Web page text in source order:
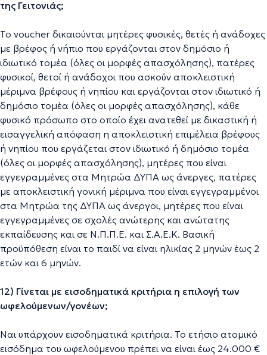
της Γειτονιάς;
Το voucher δικαιούνται μητέρες φυσικές, θετές ή ανάδοχες
με βρέφος ή νήπιο που εργάζονται στον δημόσιο ή
ιδιωτικό τομέα (όλες οι μορφές απασχόλησης), πατέρες
φυσικοί, θετοί ή ανάδοχοι που ασκούν αποκλειστική
μέριμνα βρέφους ή νηπίου και εργάζονται στον ιδιωτικό ή
δημόσιο τομέα (όλες οι μορφές απασχόλησης), κάθε
φυσικό πρόσωπο στο οποίο έχει ανατεθεί με δικαστική ή
εισαγγελική απόφαση η αποκλειστική επιμέλεια βρέφους
ή νηπίου που εργάζεται στον ιδιωτικό ή δημόσιο τομέα
(όλες οι μορφές απασχόλησης), μητέρες που είναι
εγγεγραμμένες στα Μητρώα ΔΥΠΑ ως άνεργες, πατέρες
με αποκλειστική γονική μέριμνα που είναι εγγεγραμμένοι
στα Μητρώα της ΔΥΠΑ ως άνεργοι, μητέρες που είναι
εγγεγραμμένες σε σχολές ανώτερης και ανώτατης
εκπαίδευσης και σε Ν.Π.Π.Ε. και Σ.Α.Ε.Κ. Βασική
προϋπόθεση είναι το παιδί να είναι ηλικίας 2 μηνών έως 2
ετών και 6 μηνών.
12) Γίνεται με εισοδηματικά κριτήρια η επιλογή των
ωφελούμενων/γονέων;
Ναι υπάρχουν εισοδηματικά κριτήρια. Το ετήσιο ατομικό
εισόδημα του ωφελούμενου πρέπει να είναι έως 24.000 €